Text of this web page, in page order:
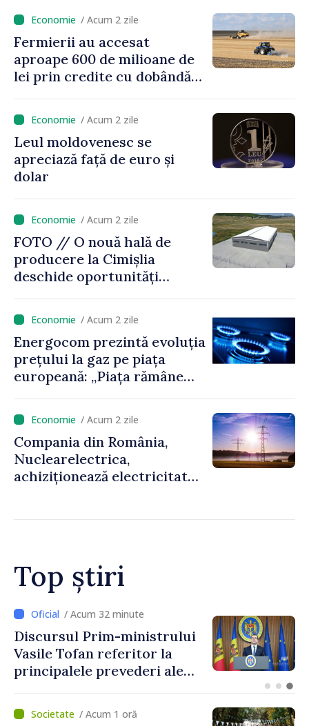
energetică a blocurilor
locative
/ Acum 2 zile
Fermierii au accesat
aproape 600 de milioane de
lei prin credite cu dobândă
/ Acum 2 zile
Leul moldovenesc se
apreciază față de euro și
dolar
/ Acum 2 zile
FOTO // O nouă hală de
producere la Cimișlia
deschide oportunități
regiune
/ Acum 2 zile
Energocom prezintă evoluția
prețului la gaz pe piața
europeană: „Piața rămâne
geopolitice”
/ Acum 2 zile
Compania din România,
Nuclearelectrica,
achiziționează electricitate
Top știri
/ Acum 10 minute
The Washington Post: Mai
multe state europene refuză
să transfere rachete Patriot
/ Acum 1 oră